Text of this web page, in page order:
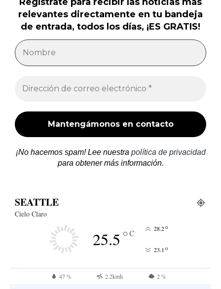
relevantes directamente en tu bandeja
de entrada, todos los días, ¡ES GRATIS!
¡No hacemos spam! Lee nuestra política de privacidad
para obtener más información.
SEATTLE
Cielo Claro
25.5°C 28.2°
23.1 °
47 % 2.2kmh 2 %